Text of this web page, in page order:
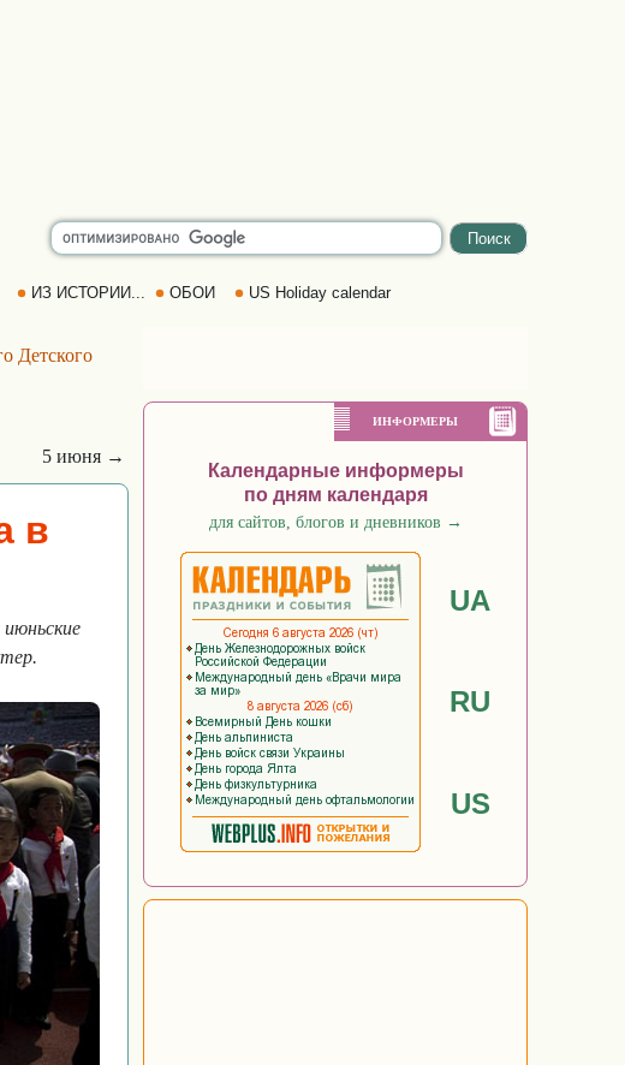
ИЗ ИСТОРИИ... ОБОИ US Holiday calendar
Детского
5 июня →
в
ИНФОРМЕРЫ
Календарные информеры
по дням календаря
для сайтов, блогов и дневников →
UA
RU
US